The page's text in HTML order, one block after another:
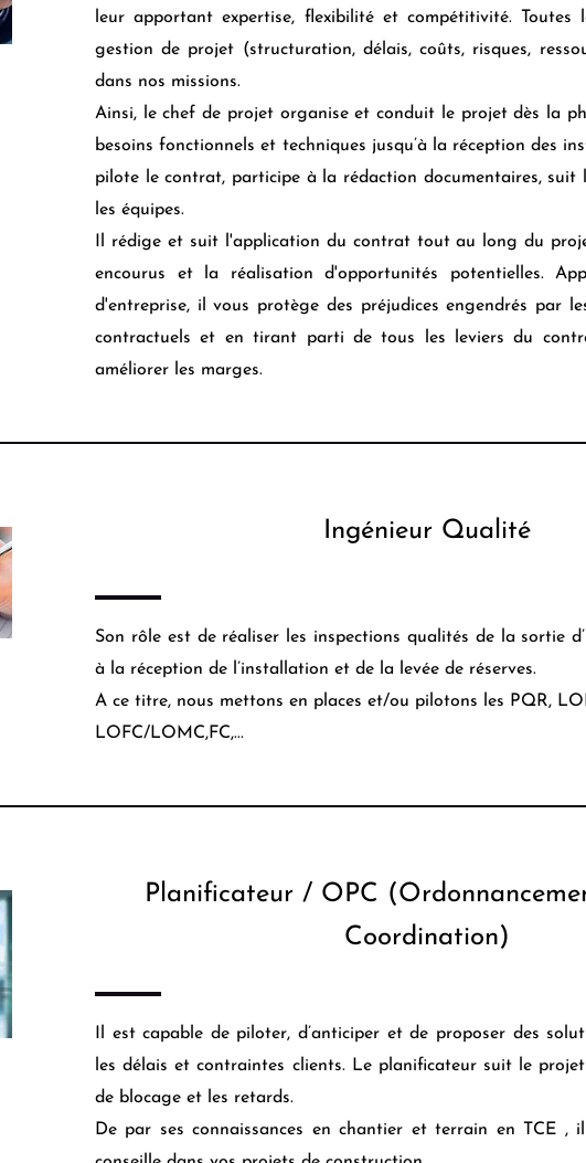
leur apportant expertise, flexibilité et compétitivité. Toutes
gestion de projet (structuration, délais, coûts, risques,
dans nos missions.
Ainsi, le chef de projet organise et conduit le projet dès la
besoins fonctionnels et techniques jusqu’à la réception des
pilote le contrat, participe à la rédaction documentaires, suit
les équipes.
Il rédige et suit l'application du contrat tout au long du
encourus et la réalisation d'opportunités potentielles.
d'entreprise, il vous protège des préjudices engendrés par
contractuels et en tirant parti de tous les leviers du
améliorer les marges.
Ingénieur Qualité
Son rôle est de réaliser les inspections qualités de la sortie
à la réception de l’installation et de la levée de réserves.
A ce titre, nous mettons en places et/ou pilotons les PQR,
LOFC/LOMC,FC,...
Planificateur / OPC
Coordination)
Il est capable de piloter, d’anticiper et de proposer des
les délais et contraintes clients. Le planificateur suit le
de blocage et les retards.
De par ses connaissances en chantier et terrain en TCE ,